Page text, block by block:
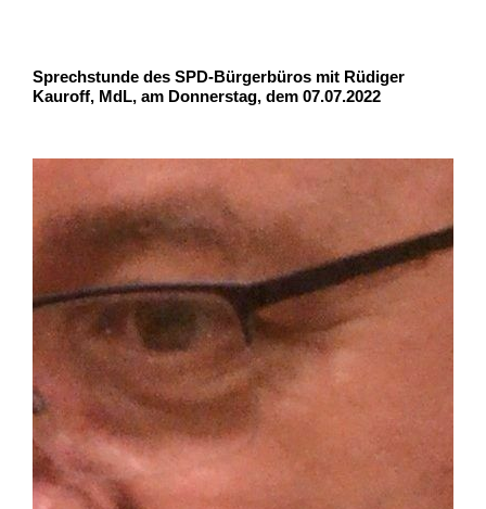
Sprechstunde des SPD-Bürgerbüros mit Rüdiger
Kauroff, MdL, am Donnerstag, dem 07.07.2022